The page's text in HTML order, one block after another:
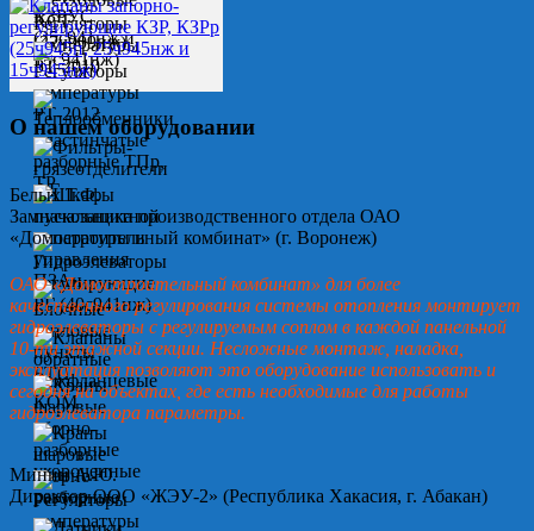
О нашем оборудовании
Белых Т.Ф.
Замначальника производственного отдела ОАО
«Домостроительный комбинат» (г. Воронеж)
ОАО «Домостроительный комбинат» для более
качественного регулирования системы отопления монтирует
гидроэлеваторы с регулируемым соплом в каждой панельной
10-ти этажной секции. Несложные монтаж, наладка,
эксплуатация позволяют это оборудование использовать и
сегодня на объектах, где есть необходимые для работы
гидроэлеватора параметры.
Минин А.Ю.
Директор ООО «ЖЭУ-2» (Республика Хакасия, г. Абакан)